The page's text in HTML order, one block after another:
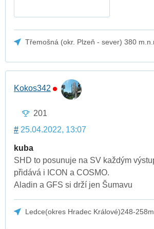
Třemošná (okr. Plzeň - sever) 380
Kokos342
201
# 25.04.2022, 13:07
kuba
SHD to posunuje na SV každým
přidává i ICON a COSMO.
Aladin a GFS si drží jen Šumavu
Ledce(okres Hradec Králové)248-